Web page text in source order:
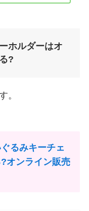
ホルダーはオ
?
。
るみキーチェ
オンライン販売